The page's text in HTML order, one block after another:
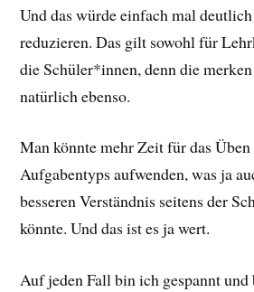
Und das würde einfach mal
reduzieren. Das gilt sowohl für
die Schüler*innen, denn die
natürlich ebenso.
Man könnte mehr Zeit für das
Aufgabentyps aufwenden, was ja
besseren Verständnis seitens der
könnte. Und das ist es ja wert.
Auf jeden Fall bin ich gespannt